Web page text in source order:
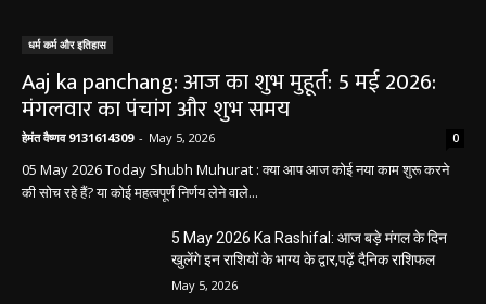
धर्म कर्म और इतिहास
Aaj ka panchang: आज का शुभ मुहूर्त: 5 मई 2026:
मंगलवार का पंचांग और शुभ समय
हेमंत वैष्णव 9131614309 - May 5, 2026 0
05 May 2026 Today Shubh Muhurat : क्या आप आज कोई नया काम शुरू करने
की सोच रहे हैं? या कोई महत्वपूर्ण निर्णय लेने वाले...
5 May 2026 Ka Rashifal: आज बड़े मंगल के दिन
खुलेंगे इन राशियों के भाग्य के द्वार,पढ़ें दैनिक राशिफल
May 5, 2026